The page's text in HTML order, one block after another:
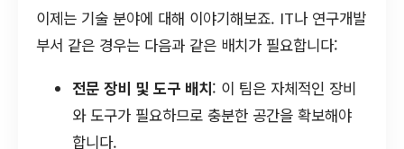
이제는 기술 분야에 대해 이야기해보죠. IT나 연구개발
부서 같은 경우는 다음과 같은 배치가 필요합니다:
전문 장비 및 도구 배치: 이 팀은 자체적인 장비
와 도구가 필요하므로 충분한 공간을 확보해야
합니다.